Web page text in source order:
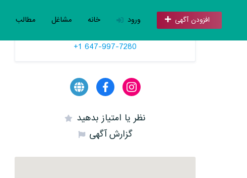
خانه مشاغل مطالب ورود افزودن آگهی
+1 647-997-7280
نظر یا امتیاز بدهید
گزارش آگهی